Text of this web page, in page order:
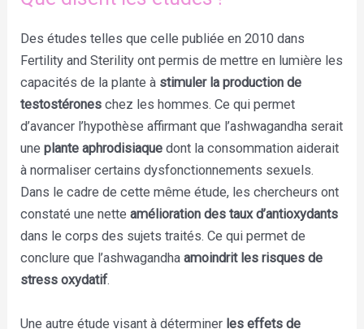
Des études telles que celle publiée en 2010 dans
Fertility and Sterility ont permis de mettre en lumière les
capacités de la plante à stimuler la production de
testostérones chez les hommes. Ce qui permet
d’avancer l’hypothèse affirmant que l’ashwagandha serait
uneplante aphrodisiaque dont la consommation aiderait
à normaliser certains dysfonctionnements sexuels.
Dans le cadre de cette même étude, les chercheurs ont
constaté une netteamélioration des taux d’antioxydants
dans le corps des sujets traités. Ce qui permet de
conclure que l’ashwagandhaamoindrit les risques de
stress oxydatif.
Une autre étude visant à déterminer les effets de